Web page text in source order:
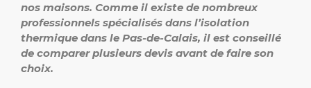
nos maisons. Comme il existe de nombreux
professionnels spécialisés dans l’isolation
thermique dans le Pas-de-Calais, il est conseillé
de comparer plusieurs devis avant de faire son
choix.